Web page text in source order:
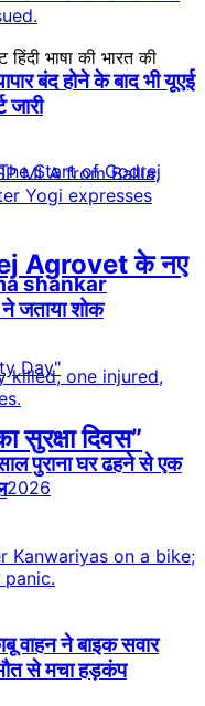
बंद होने के बाद भी यूएई
जारी
shankar
जताया शोक
पुराना घर ढहने से एक
ने बाइक सवार
से मचा हड़कंप
भाषा की भारत की
Agrovet के नए
सुरक्षा दिवस”
2026